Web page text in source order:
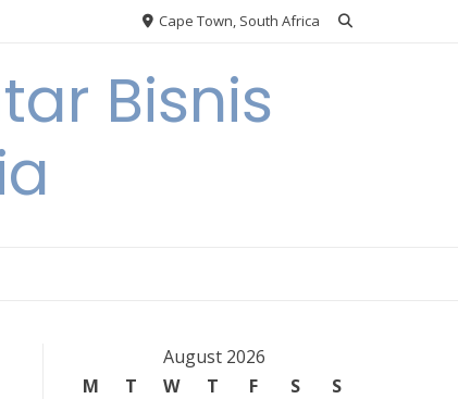
Cape Town, South Africa
Bisnis
August 2026
M
T W T F S
S